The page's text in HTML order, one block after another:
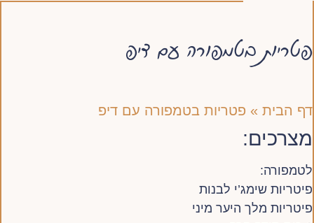
פטריות בטמפורה עם דיפ
דף הבית » פטריות בטמפורה עם דיפ
מצרכים:
לטמפורה:
פיטריות שימג’י לבנות
פיטריות מלך היער מיני